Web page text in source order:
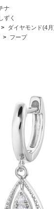
ナ
ずく
ダイヤモンド(4
フープ